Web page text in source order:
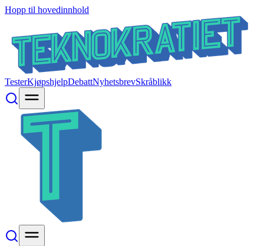
Hopp til hovedinnhold
TesterKjøpshjelpDebattNyhetsbrevSkråblikk